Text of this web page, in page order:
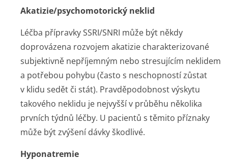
Akatizie/psycho­motorický neklid
Léčba přípravky SSRI/SNRI může být někdy
doprovázena rozvojem akatizie charakterizované
subjektivně nepříjemným nebo stresujícím neklidem
a potřebou pohybu (často s neschopností zůstat
v klidu sedět či stát). Pravděpodobnost výskytu
takového neklidu je nejvyšší v průběhu několika
prvních týdnů léčby. U pacientů s těmito příznaky
může být zvýšení dávky škodlivé.
Hyponatremie